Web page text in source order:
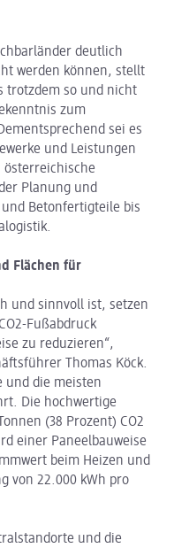
deutlich
werden können, stellt
trotzdem so und nicht
zum
sei es
und Leistungen
österreichische
Planung und
Betonfertigteile bis
Flächen für
und sinnvoll ist, setzen
Fußabdruck
zu reduzieren“,
Thomas Köck.
und die meisten
Die hochwertige
(38 Prozent) CO2
einer Paneelbauweise
beim Heizen und
von 22.000 kWh pro
und die